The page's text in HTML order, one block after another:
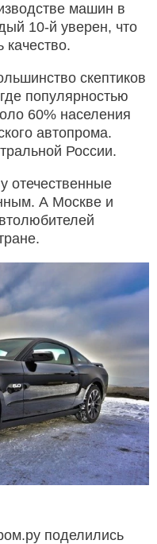
машин в
10-й уверен, что
качество.
скептиков
популярностью
60% населения
автопрома.
России.
отечественные
А Москве и
поделились